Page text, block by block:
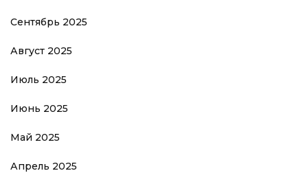
Сентябрь 2025
Август 2025
Июль 2025
Июнь 2025
Май 2025
Апрель 2025